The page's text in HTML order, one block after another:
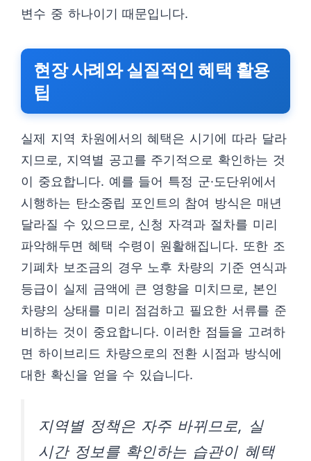
변수 중 하나이기 때문입니다.
현장 사례와 실질적인 혜택 활용
팁
실제 지역 차원에서의 혜택은 시기에 따라 달라
지므로, 지역별 공고를 주기적으로 확인하는 것
이 중요합니다. 예를 들어 특정 군·도단위에서
시행하는 탄소중립 포인트의 참여 방식은 매년
달라질 수 있으므로, 신청 자격과 절차를 미리
파악해두면 혜택 수령이 원활해집니다. 또한 조
기폐차 보조금의 경우 노후 차량의 기준 연식과
등급이 실제 금액에 큰 영향을 미치므로, 본인
차량의 상태를 미리 점검하고 필요한 서류를 준
비하는 것이 중요합니다. 이러한 점들을 고려하
면 하이브리드 차량으로의 전환 시점과 방식에
대한 확신을 얻을 수 있습니다.
지역별 정책은 자주 바뀌므로, 실
시간 정보를 확인하는 습관이 혜택